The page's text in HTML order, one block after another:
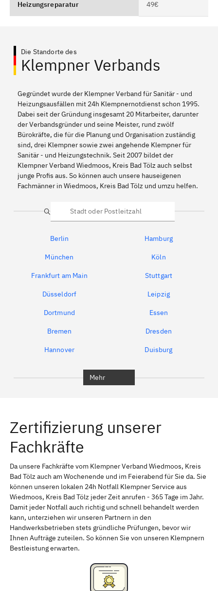
Heizungsreparatur 49€
Die Standorte des
Klempner Verbands
Gegründet wurde der Klempner Verband für Sanitär - und
Heizungsausfällen mit 24h Klempnernotdienst schon 1995.
Dabei seit der Gründung insgesamt 20 Mitarbeiter, darunter
der Verbandsgründer und seine Meister, rund zwölf
Bürokräfte, die für die Planung und Organisation zuständig
sind, drei Klempner sowie zwei angehende Klempner für
Sanitär - und Heizungstechnik. Seit 2007 bildet der
Klempner Verband Wiedmoos, Kreis Bad Tölz auch selbst
junge Profis aus. So können auch unsere hauseigenen
Fachmänner in Wiedmoos, Kreis Bad Tölz und umzu helfen.
Suche
Berlin Hamburg
München Köln
Frankfurt am Main Stuttgart
Düsseldorf Leipzig
Dortmund Essen
Bremen Dresden
Hannover Duisburg
Erlangen Bamberg
Bayreuth
Schweinfurt Passau
Freising Rudelsdorf, Mittelfranken
Mehr
Zertifizierung unserer
Fachkräfte
Da unsere Fachkräfte vom Klempner Verband Wiedmoos, Kreis
Bad Tölz auch am Wochenende und im Feierabend für Sie da. Sie
können unseren lokalen 24h Notfall Klempner Service aus
Wiedmoos, Kreis Bad Tölz jeder Zeit anrufen - 365 Tage im Jahr.
Damit jeder Notfall auch richtig und schnell behandelt werden
kann, unterziehen wir unseren Partnern in den
Handwerksbetrieben stets gründliche Prüfungen, bevor wir
Ihnen Aufträge zuteilen. So können Sie von unseren Klempnern
Bestleistung erwarten.